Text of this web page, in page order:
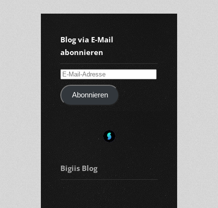
Blog via E-Mail
abonnieren
E-
Mail-
AdresseAbonnieren
Bigiis Blog